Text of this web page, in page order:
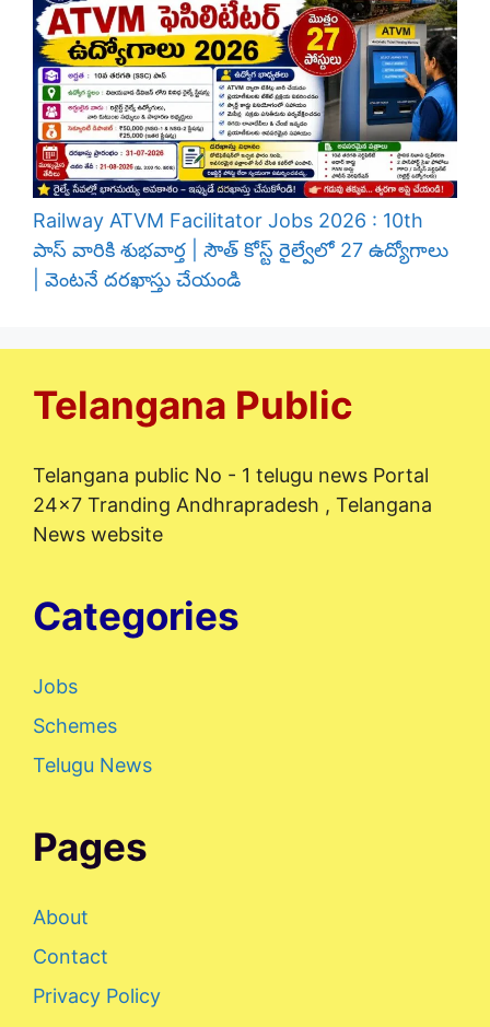
Railway ATVM Facilitator Jobs 2026 : 10th
పాస్ వారికి శుభవార్త | సౌత్ కోస్ట్ రైల్వేలో 27 ఉద్యోగాలు
| వెంటనే దరఖాస్తు చేయండి
Telangana Public
Telangana public No - 1 telugu news Portal
24x7 Tranding Andhrapradesh , Telangana
News website
Categories
Jobs
Schemes
Telugu News
Pages
About
Contact
Privacy Policy